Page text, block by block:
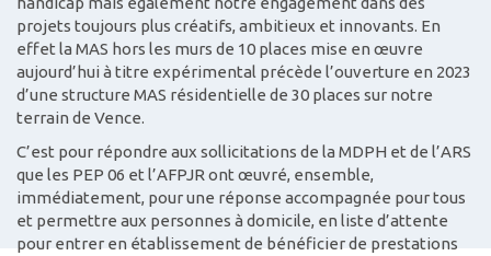
projets toujours plus créatifs, ambitieux et innovants. En
effet la MAS hors les murs de 10 places mise en œuvre
aujourd’hui à titre expérimental précède l’ouverture en 2023
d’une structure MAS résidentielle de 30 places sur notre
terrain de Vence.
C’est pour répondre aux sollicitations de la MDPH et de l’ARS
que les PEP 06 et l’AFPJR ont œuvré, ensemble,
immédiatement, pour une réponse accompagnée pour tous
et permettre aux personnes à domicile, en liste d’attente
pour entrer en établissement de bénéficier de prestations